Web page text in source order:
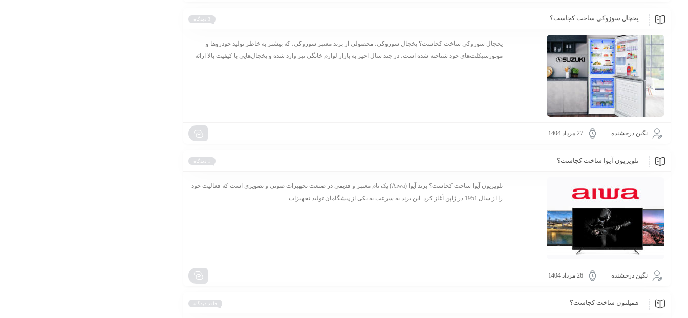
3 دیدگاه یخچال سوزوکی ساخت کجاست؟
یخچال سوزوکی ساخت کجاست؟ یخچال سوزوکی، محصولی از برند معتبر سوزوکی، که بیشتر به خاطر تولید خودروها و
موتورسیکلت‌های خود شناخته شده است، در چند سال اخیر به بازار لوازم خانگی نیز وارد شده و یخچال‌هایی با کیفیت بالا ارائه
...
نگین درخشنده 27 مرداد 1404
1 دیدگاه تلویزیون آیوا ساخت کجاست؟
تلویزیون آیوا ساخت کجاست؟ برند آیوا (Aiwa) یک نام معتبر و قدیمی در صنعت تجهیزات صوتی و تصویری است که فعالیت خود
را از سال 1951 در ژاپن آغاز کرد. این برند به سرعت به یکی از پیشگامان تولید تجهیزات ...
نگین درخشنده 26 مرداد 1404
فاقد دیدگاه همیلتون ساخت کجاست؟